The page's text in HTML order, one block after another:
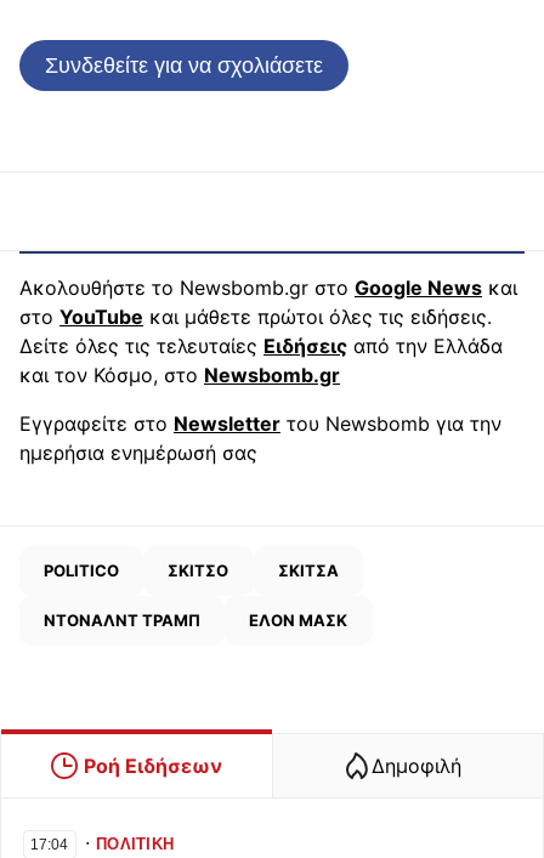
Συνδεθείτε για να σχολιάσετε
Ακολουθήστε το Newsbomb.gr στο Google News και
στο YouTube και μάθετε πρώτοι όλες τις ειδήσεις.
Δείτε όλες τις τελευταίες Ειδήσεις από την Ελλάδα
και τον Κόσμο, στο Newsbomb.gr
Εγγραφείτε στο Newsletter του Newsbomb για την
ημερήσια ενημέρωσή σας
POLITICO ΣΚΙΤΣΟ ΣΚΙΤΣΑ
ΝΤΟΝΑΛΝΤ ΤΡΑΜΠ ΕΛΟΝ ΜΑΣΚ
Ροή Ειδήσεων Δημοφιλή
17:04 ∙ΠΟΛΙΤΙΚΗ